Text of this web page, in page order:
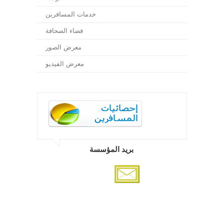
خدمات المسافرين
فضاء الصحافة
معرض الصور
معرض الفيديو
بريد المؤسسة